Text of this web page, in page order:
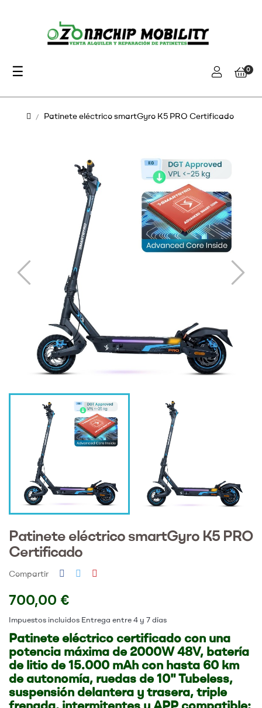
Navegación
palanca
☰ 0
Patinete eléctrico smartGyro K5 PRO Certificado
Patinete eléctrico smartGyro K5 PRO
Certificado
Compartir
700,00 €
Impuestos incluidos Entrega entre 4 y 7 días
Patinete eléctrico certificado con una
potencia máxima de 2000W 48V, batería
de litio de 15.000 mAh con hasta 60 km
de autonomía, ruedas de 10" Tubeless,
suspensión delantera y trasera, triple